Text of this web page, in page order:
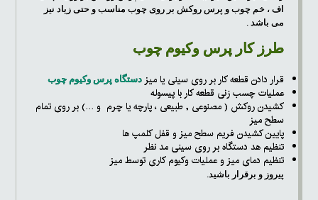
اف ، خم چوب و پرس روکش بر روی چوب مناسب و حتی زیاد نیز
می باشد .
طرز کار پرس وکیوم چوب
قرار دادن قطعه کار بر روی سینی یا میزدستگاه پرس وکیوم چوب
عملیات چسب زنی قطعه کار با پیسوله
کشیدن روکش ( مصنوعی , طبیعی ، پارچه یا چرم و …) بر روی تمام
سطح میز
پایین کشیدن فریم سطح میز و قفل کلمپ ها
تنظیم هد دستگاه بر روی سینی مد نظر
تنظیم دمای میز و عملیات وکیوم کاری توسط میز
پیروز و برقرار باشید.